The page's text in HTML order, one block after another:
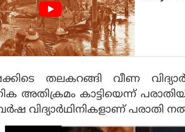
തലകറങ്ങി വീണ
അതിക്രമം കാട്ടിയെന്ന്
വിദ്യാര്‍ഥിനികളാണ് പരാതി